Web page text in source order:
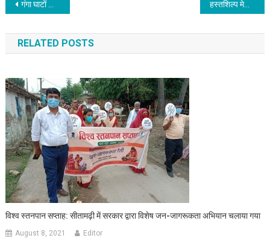
Post navigation
गंगा घाटों को स्वच्छ बनाना है केंद्र का संकल्प हस्तशिल्प मेला, पटना
RELATED POSTS
विश्व स्तनपान सप्ताह: सीतामढ़ी में सरकार द्वारा विशेष जन-जागरूकता अभियान चलाया गया
August 8, 2021 Editor